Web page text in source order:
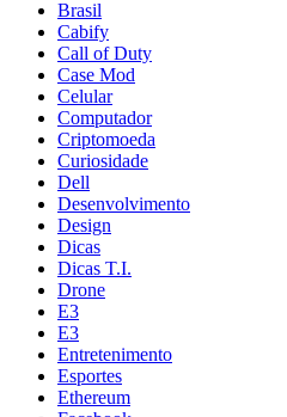
Brasil
Cabify
Call of Duty
Case Mod
Celular
Computador
Criptomoeda
Curiosidade
Dell
Desenvolvimento
Design
Dicas
Dicas T.I.
Drone
E3
E3
Entretenimento
Esportes
Ethereum